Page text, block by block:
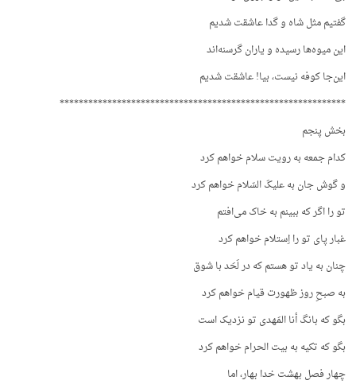
گفتیم مثل شاه و گدا عاشقت شدیم
این میوه‌ها رسیده و یاران گرسنه‌اند
این‌جا کوفه نیست، بیا! عاشقت شدیم
************************************************************
بخش پنجم
کدام جمعه به رویت سلام خواهم کرد
و گوش جان به علیکَ السّلام خواهم کرد
تو را اگر که ببینم به خاک می‌افتم
غبار پای تو را اِستلام خواهم کرد
چنان به یاد تو هستم که در لَحَد با شوق
به صبحِ روز ظهورت قیام خواهم کرد
بگو که بانگ أنا المَهدی تو نزدیک است
بگو که تکیه به بیت الحرام خواهم کرد
چهار فصل بهشت خدا بهار، اما